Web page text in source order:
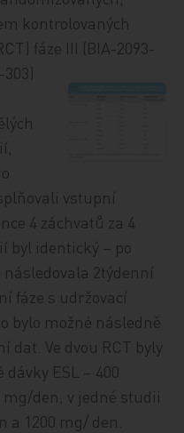
kontrolovaných
fáze III (BIA-2093-
vstupní
4 záchvatů za 4
byl identický – po
2týdenní
fáze s udržovací
bylo možné následně
dat. Ve dvou RCT byly
ESL – 400
mg/den, v jedné studii
a 1200 mg/ den.